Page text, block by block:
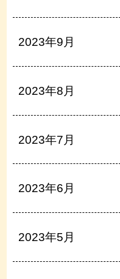
2023年9月
2023年8月
2023年7月
2023年6月
2023年5月